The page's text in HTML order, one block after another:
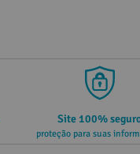
Site 100%
proteção para suas